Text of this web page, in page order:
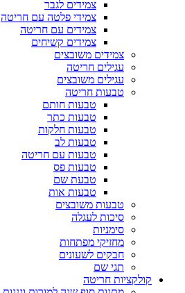
צמידים לגבר
צמידי פלטה עם חריטה
צמידים עם חריטה
צמידים קשיחים
צמידים משובצים
עגילים חריטה
עגילים משובצים
טבעות חריטה
טבעות חותם
טבעות כתר
טבעות חלקות
טבעות לב
טבעות עם חריטה
טבעות פס
טבעת שם
טבעות אות
טבעות משובצים
סיכות לעגלה
סימניות
מחזיקי מפתחות
חבקים לשעונים
תגי שם
קולקציות חריטה